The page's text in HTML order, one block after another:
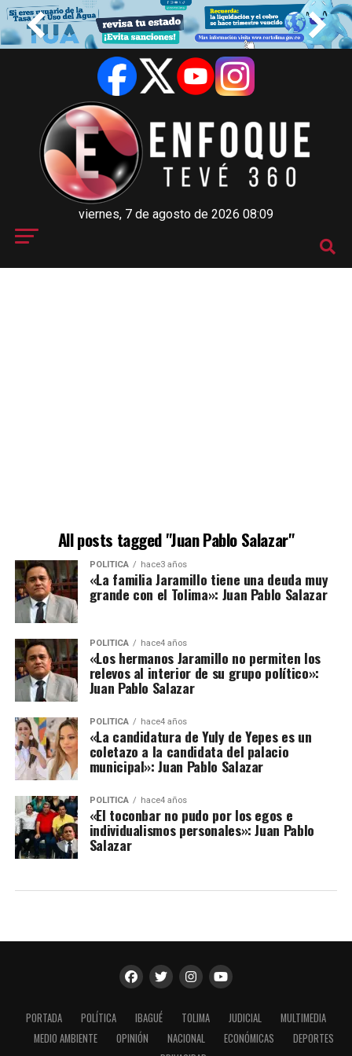
viernes, 7 de agosto de 2026 08:09
All posts tagged "Juan Pablo Salazar"
POLÍTICA hace3 años
«La familia Jaramillo tiene una deuda muy
grande con el Tolima»: Juan Pablo Salazar
POLÍTICA hace4 años
«Los hermanos Jaramillo no permiten los
relevos al interior de su grupo político»:
Juan Pablo Salazar
POLÍTICA hace4 años
«La candidatura de Yuly de Yepes es un
coletazo a la candidata del palacio
municipal»: Juan Pablo Salazar
POLÍTICA hace4 años
«El toconbar no pudo por los egos e
individualismos personales»: Juan Pablo
Salazar
PORTADA POLÍTICA IBAGUÉ TOLIMA JUDICIAL
MULTIMEDIA
MEDIO AMBIENTE
OPINIÓN NACIONAL ECONÓMICAS
DEPORTES